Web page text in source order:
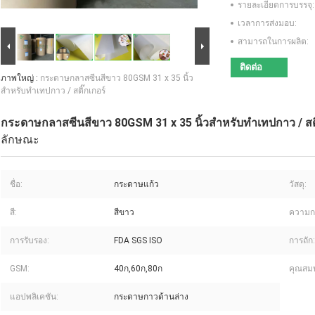
ภาพใหญ่ : กระดาษกลาสซีนสีขาว 80GSM 31 x 35 นิ้ว
สำหรับทำเทปกาว / สติ๊กเกอร์
รายละเอียดการบรรจุ:
เวลาการส่งมอบ:
สามารถในการผลิต:
ติดต่อ
กระดาษกลาสซีนสีขาว 80GSM 31 x 35 นิ้วสำหรับทำเทปกาว / ส
ลักษณะ
ชื่อ: กระดาษแก้ว วัสดุ:
สี: สีขาว ความ
การรับรอง: FDA SGS ISO การถัก:
GSM: 40ก,60ก,80ก คุณสม
แอปพลิเคชัน: กระดาษกาวด้านล่าง